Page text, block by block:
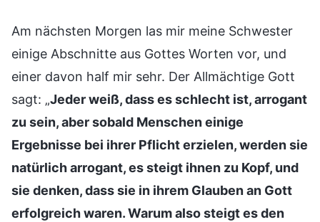
Am nächsten Morgen las mir meine Schwester
einige Abschnitte aus Gottes Worten vor, und
einer davon half mir sehr. Der Allmächtige Gott
sagt: „Jeder weiß, dass es schlecht ist, arrogant
zu sein, aber sobald Menschen einige
Ergebnisse bei ihrer Pflicht erzielen, werden sie
natürlich arrogant, es steigt ihnen zu Kopf, und
sie denken, dass sie in ihrem Glauben an Gott
erfolgreich waren. Warum also steigt es den